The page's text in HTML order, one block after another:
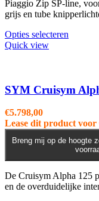
Piaggio Zip SP-line,
grijs en tube
Opties selecteren
Quick view
SYM Cruisym
€5.798,00
Lease dit product voor
Breng mij op de hoogte
De Cruisym Alpha 125
en de overduidelijke